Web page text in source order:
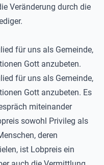
Veränderung durch die
für uns als Gemeinde,
Gott anzubeten.
für uns als Gemeinde,
Gott anzubeten. Es
miteinander
sowohl Privileg als
deren
ist Lobpreis ein